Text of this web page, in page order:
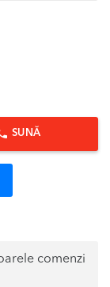
SUNĂ
comenzi